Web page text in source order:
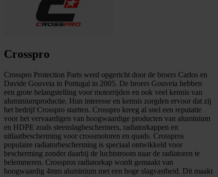
Crosspro
Crosspro Protection Parts werd opgericht door de broers Carlos en
Davide Gouveia in Portugal in 2005. De broers Gouveia hebben
een grote belangstelling voor motorrijden en ook veel kennis van
aluminiumproductie. Hun interesse en kennis zorgden ervoor dat zij
het bedrijf Crosspro startten. Crosspro kreeg al snel een reputatie
voor het vervaardigen van hoogwaardige producten van aluminium
en HDPE zoals steenslagbeschermers, radiatorkappen en
uitlaatbescherming voor crossmotoren en quads. Crosspros
populaire radiatorbescherming is speciaal ontwikkeld voor
bescherming zonder daarbij de luchtstroom naar de radiatoren te
belemmeren. Crosspros radiatorkap wordt gemaakt van
hoogwaardig 4mm aluminium met een hoge slagvastheid. Dit maakt